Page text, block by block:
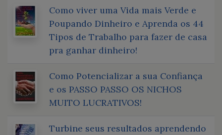
Como viver uma Vida mais Verde e
Poupando Dinheiro e Aprenda os 44
Tipos de Trabalho para fazer de casa
pra ganhar dinheiro!
Como Potencializar a sua Confiança
e os PASSO PASSO OS NICHOS
MUITO LUCRATIVOS!
Turbine seus resultados aprendendo